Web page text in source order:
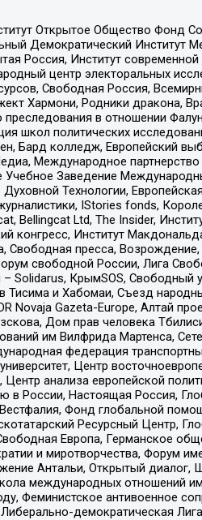
Открытое Общество Фонд
Демократический Институт
Россия, Институт
центр электоральных
Свободная Россия,
Хармони, Родники дракона,
в отношении
школ политических
Бард колледж, Европейский
Международное партнерство
Заведение
Технологии,
IStories fonds,
Bellingcat Ltd, The Insider,
конгресс, Институт
пресса,
свободной России, Лига
КрымSOS, Свободный
и Хабомаи, Съезд
Novaja Gazeta-Europe, Алтай
Дом прав человека
им Вилфрида Мартенса,
федерация
Центр
анализа европейской
России, Настоящая Россия,
Фонд глобальной
Ресурсный Центр,
Европа, Германское
и миротворчества, Форум
Антальи, Открытый
международных отношений
Феминистское антивоенное
демократическая